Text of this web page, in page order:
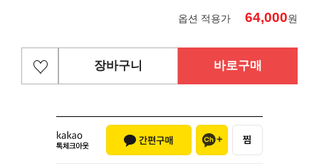
옵션 적용가 64,000원
장바구니 바로구매